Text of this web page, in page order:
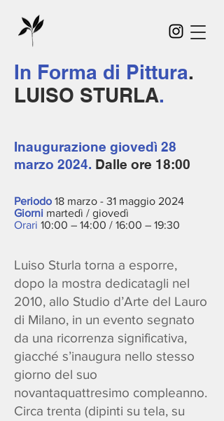
In Forma di Pittura.
LUISO STURLA.
Inaugurazione giovedì 28
marzo 2024. Dalle ore 18:00
Periodo 18 marzo - 31 maggio 2024
Giorni martedì / giovedì
Orari 10:00 – 14:00 / 16:00 – 19:30
Luiso Sturla torna a esporre,
dopo la mostra dedicatagli nel
2010, allo Studio d’Arte del Lauro
di Milano, in un evento segnato
da una ricorrenza significativa,
giacché s’inaugura nello stesso
giorno del suo
novantaquattresimo compleanno.
Circa trenta (dipinti su tela, su